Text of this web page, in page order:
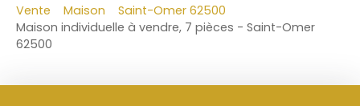
Vente Maison
Saint-Omer 62500
Maison individuelle à vendre, 7 pièces - Saint-Omer
62500